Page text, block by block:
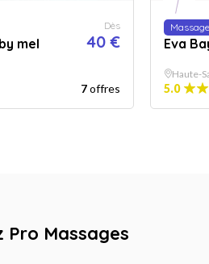
mel
Dès
40 €
7offres
Massage
Eva
Haute-
5.0
Pro Massages